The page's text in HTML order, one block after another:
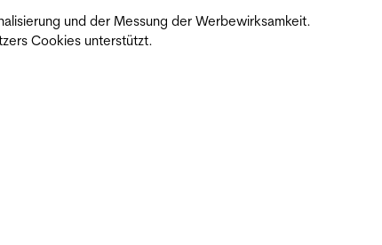
und der Messung der Werbewirksamkeit.
Cookies unterstützt.